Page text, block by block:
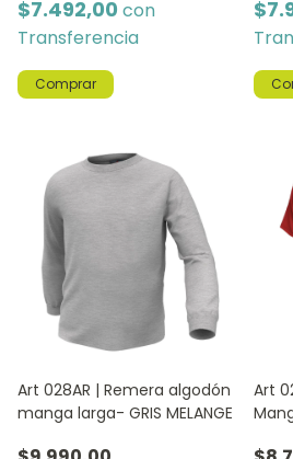
$7.492,00 con
Transferencia
Comprar
Art 028AR | Remera algodón
manga larga- GRIS MELANGE
Art